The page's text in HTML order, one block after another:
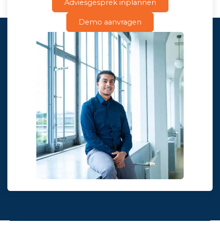
Adviesgesprek inplannen
Demo aanvragen